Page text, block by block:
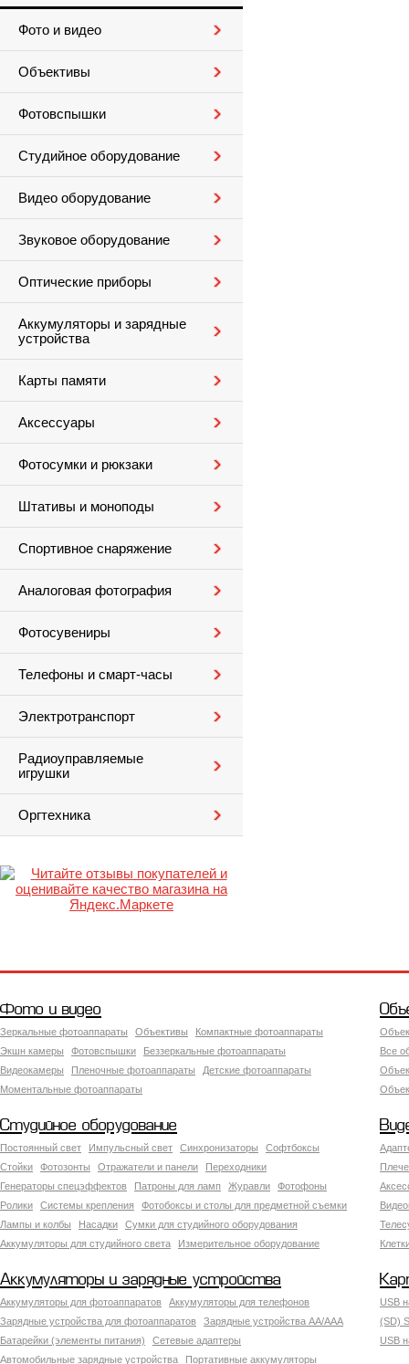
Фото и видео
Объективы
Фотовспышки
Студийное оборудование
Видео оборудование
Звуковое оборудование
Оптические приборы
Аккумуляторы и зарядные
устройства
Карты памяти
Аксессуары
Фотосумки и рюкзаки
Штативы и моноподы
Спортивное снаряжение
Аналоговая фотография
Фотосувениры
Телефоны и смарт-часы
Электротранспорт
Радиоуправляемые
игрушки
Оргтехника
Фото и видео
Зеркальные фотоаппараты Объективы
Компактные фотоаппараты
Экшн камеры
Фотовспышки
Беззеркальные фотоаппараты
Видеокамеры
Пленочные фотоаппараты
Детские фотоаппараты
Моментальные фотоаппараты
Все
Студийное оборудование
Постоянный свет Импульсный свет Синхронизаторы
Софтбоксы
Стойки
Фотозонты Отражатели и панели
Переходники
Генераторы спецэффектов
Патроны для ламп Журавли
Фотофоны
Ролики
Системы крепления
Фотобоксы и столы для предметной съемки
Лампы и колбы
Насадки
Сумки для студийного оборудования
Аккумуляторы для студийного света
Измерительное оборудование
Аккумуляторы и зарядные устройства
Аккумуляторы для фотоаппаратов
Аккумуляторы для телефонов
Зарядные устройства для фотоаппаратов
Зарядные устройства AA/AAA
Батарейки (элементы питания)
Сетевые адаптеры
Автомобильные зарядные устройства
Портативные аккумуляторы
USB
(SD)
USB